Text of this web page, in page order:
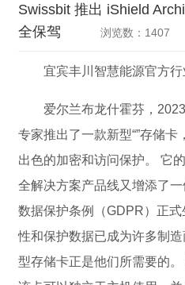
Swissbit 推出 iShield
全保驾
浏览数：1407
宜宾丰川智慧能源官方
爱尔兰布龙什霍芬，
专家推出了一款新型“”存储卡
出色的加密和访问保护。 它
全解决方案产品线又增添了
数据保护条例（GDPR）正
性和保护数据已成为许多制
型存储卡正是他们所需要的。